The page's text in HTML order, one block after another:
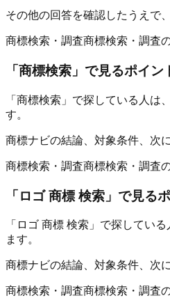
その他の回答を確認したうえで
商標検索・調査商標検索・調査
「 商標検索 」で見るポイン
「商標検索」で探している人
す。
商標ナビの結論、対象条件、次
商標検索・調査商標検索・調査
「ロゴ 商標 検索 」で見る
「ロゴ 商標 検索」で探してい
ます。
商標ナビの結論、対象条件、次
商標検索・調査商標検索・調査